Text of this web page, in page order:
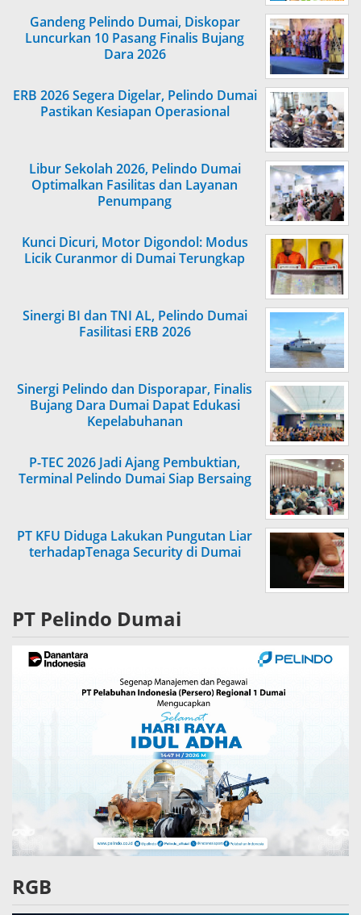
Gandeng Pelindo Dumai, Diskopar
Luncurkan 10 Pasang Finalis Bujang
Dara 2026
ERB 2026 Segera Digelar, Pelindo Dumai
Pastikan Kesiapan Operasional
Libur Sekolah 2026, Pelindo Dumai
Optimalkan Fasilitas dan Layanan
Penumpang
Kunci Dicuri, Motor Digondol: Modus
Licik Curanmor di Dumai Terungkap
Sinergi BI dan TNI AL, Pelindo Dumai
Fasilitasi ERB 2026
Sinergi Pelindo dan Disporapar, Finalis
Bujang Dara Dumai Dapat Edukasi
Kepelabuhanan
P-TEC 2026 Jadi Ajang Pembuktian,
Terminal Pelindo Dumai Siap Bersaing
PT KFU Diduga Lakukan Pungutan Liar
terhadapTenaga Security di Dumai
PT Pelindo Dumai
RGB